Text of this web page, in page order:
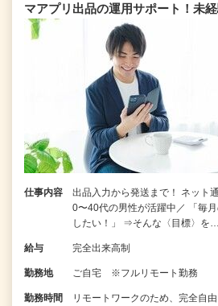
マアプリ出品の運用サポート！未
仕事内容
出品入力から発送まで！ ネット
0〜40代の男性が活躍中／ 「毎
したい！」 ⇒そんな〈目標〉を…
給与 完全出来高制
勤務地 ご自宅 ※フルリモート勤務
勤務時間
リモートワークのため、完全自